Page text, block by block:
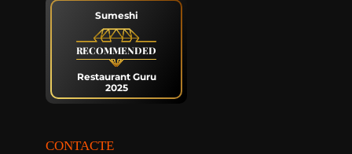
Sumeshi
RECOMMENDED
Restaurant Guru
2025
CONTACTE